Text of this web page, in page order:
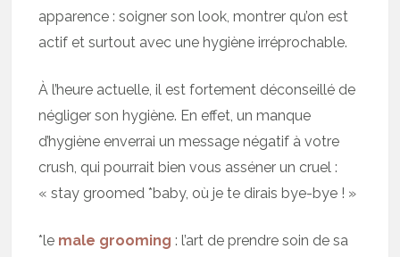
apparence : soigner son look, montrer qu’on est
actif et surtout avec une hygiène irréprochable.
À l’heure actuelle, il est fortement déconseillé de
négliger son hygiène. En effet, un manque
d’hygiène enverrai un message négatif à votre
crush, qui pourrait bien vous asséner un cruel :
« stay groomed *baby, où je te dirais bye-bye ! »
*le male grooming : l’art de prendre soin de sa